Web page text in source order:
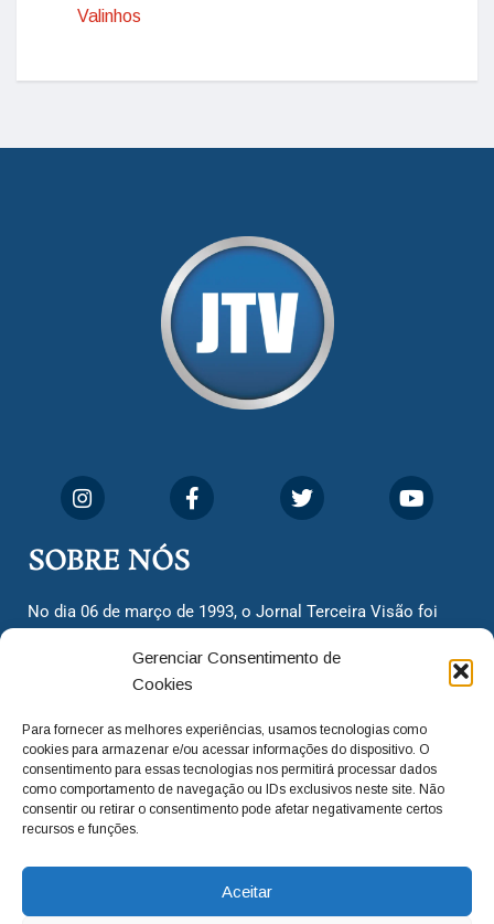
Gerenciar Consentimento de
Cookies
Para fornecer as melhores experiências, usamos tecnologias como
cookies para armazenar e/ou acessar informações do dispositivo. O
consentimento para essas tecnologias nos permitirá processar dados
como comportamento de navegação ou IDs exclusivos neste site. Não
consentir ou retirar o consentimento pode afetar negativamente certos
recursos e funções.
Aceitar
Valinhos
SOBRE NÓS
No dia 06 de março de 1993, o Jornal Terceira Visão foi
cidadãos valinhenses, já que naquela época só existiam
dois jornais. Há mais de 30 anos, o jornal continua
com o foco de trazer as melhores notícias. Nunca
deixamos de lado as necessidades do cidadão, sempre
questionando os órgãos públicos em busca de melhorias
para a cidade e sempre cobrando resoluções para casos